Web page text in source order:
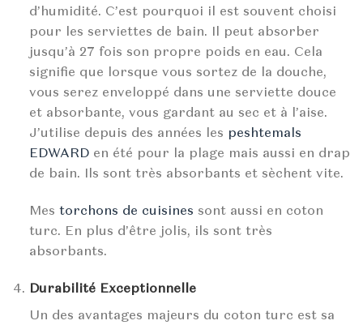
d’humidité. C’est pourquoi il est souvent choisi
pour les serviettes de bain. Il peut absorber
jusqu’à 27 fois son propre poids en eau. Cela
signifie que lorsque vous sortez de la douche,
vous serez enveloppé dans une serviette douce
et absorbante, vous gardant au sec et à l’aise.
J’utilise depuis des années les peshtemals
EDWARDen été pour la plage mais aussi en drap
de bain. Ils sont très absorbants et sèchent vite.
Mes torchons de cuisines sont aussi en coton
turc. En plus d’être jolis, ils sont très
absorbants.
Durabilité Exceptionnelle
Un des avantages majeurs du coton turc est sa